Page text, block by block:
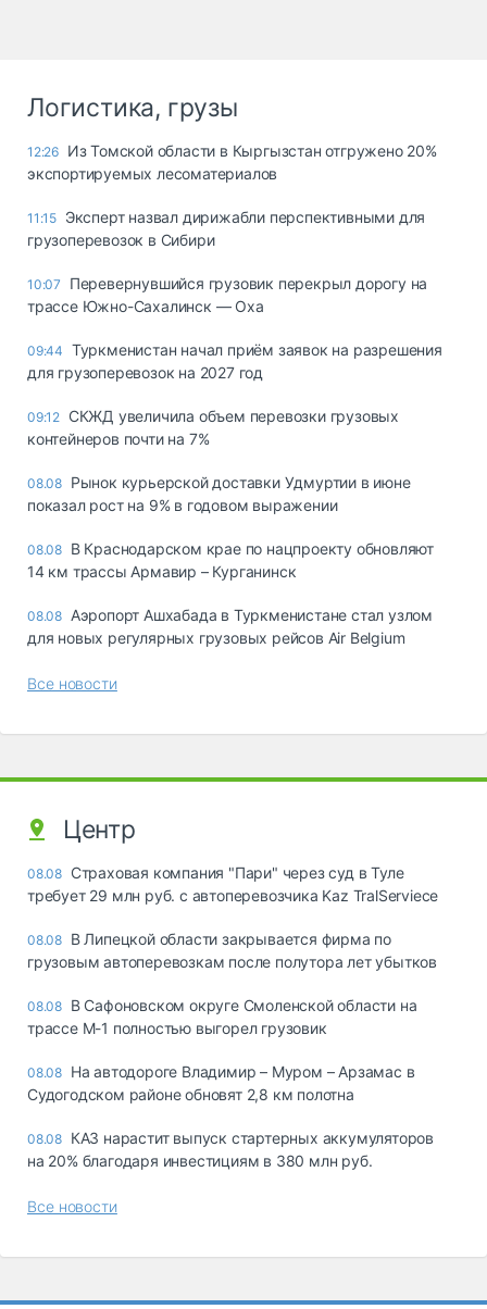
Логистика, грузы
12:26 Из Томской области в Кыргызстан отгружено 20%
экспортируемых лесоматериалов
11:15 Эксперт назвал дирижабли перспективными для
грузоперевозок в Сибири
10:07
Перевернувшийся грузовик перекрыл дорогу на
трассе Южно-Сахалинск — Оха
09:44 Туркменистан начал приём заявок на разрешения
для грузоперевозок на 2027 год
09:12 СКЖД увеличила объем перевозки грузовых
контейнеров почти на 7%
08.08 Рынок курьерской доставки Удмуртии в июне
показал рост на 9% в годовом выражении
08.08 В Краснодарском крае по нацпроекту обновляют
14 км трассы Армавир – Курганинск
08.08 Аэропорт Ашхабада в Туркменистане стал узлом
для новых регулярных грузовых рейсов Air Belgium
Все новости
Центр
08.08 Страховая компания "Пари" через суд в Туле
требует 29 млн руб. с автоперевозчика Kaz TralServiece
08.08 В Липецкой области закрывается фирма по
грузовым автоперевозкам после полутора лет убытков
08.08 В Сафоновском округе Смоленской области на
трассе М-1 полностью выгорел грузовик
08.08 На автодороге Владимир – Муром – Арзамас в
Судогодском районе обновят 2,8 км полотна
08.08 КАЗ нарастит выпуск стартерных аккумуляторов
на 20% благодаря инвестициям в 380 млн руб.
Все новости